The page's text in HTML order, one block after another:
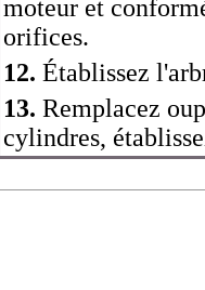
moteur et
orifices.
12. Établissez
13. Remplacez
cylindres,